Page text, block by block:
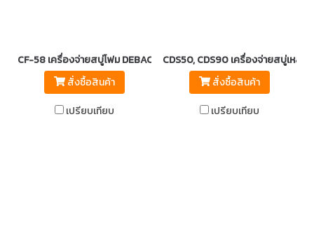
CF-58 เครื่องจ่ายสบู่โฟม DEBAC
สั่งซื้อสินค้า
เปรียบเทียบ
CDS50, CDS90 เครื่องจ่ายสบู่เหลว
สั่งซื้อสินค้า
เปรียบเทียบ